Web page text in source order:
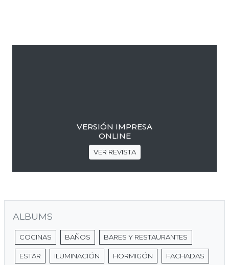
VERSIÓN IMPRESA
ONLINE
VER REVISTA
ALBUMS
COCINAS BAÑOS BARES Y RESTAURANTES
ESTAR ILUMINACIÓN HORMIGÓN FACHADAS